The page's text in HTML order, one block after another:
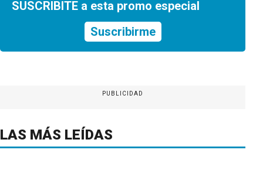
SUSCRIBITE a esta promo especial
Suscribirme
PUBLICIDAD
LAS MÁS LEÍDAS